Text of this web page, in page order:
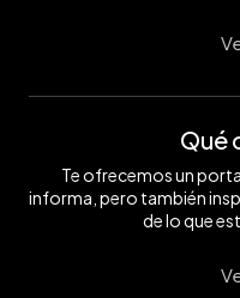
Qué
Te ofrecemos un
informa, pero también
de lo que